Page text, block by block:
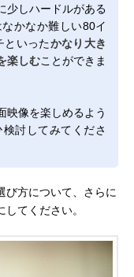
少しハードルがある
かなか難しい80イ
といったかなり大き
楽しむことができま
映像を楽しめるよう
討してみてくださ
方について、さらに
てください。